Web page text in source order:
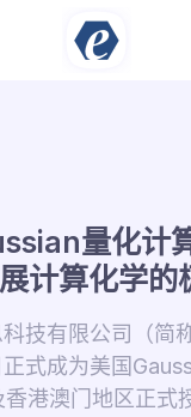
量化计
计算化学的
科技有限公司（简
式成为美国
港澳门地区正式